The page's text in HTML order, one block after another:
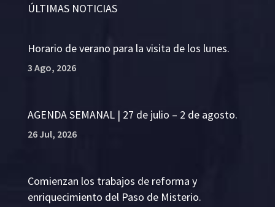
ÚLTIMAS NOTICIAS
Horario de verano para la visita de los lunes.
3 Ago, 2026
AGENDA SEMANAL | 27 de julio – 2 de agosto.
26 Jul, 2026
Comienzan los trabajos de reforma y
enriquecimiento del Paso de Misterio.